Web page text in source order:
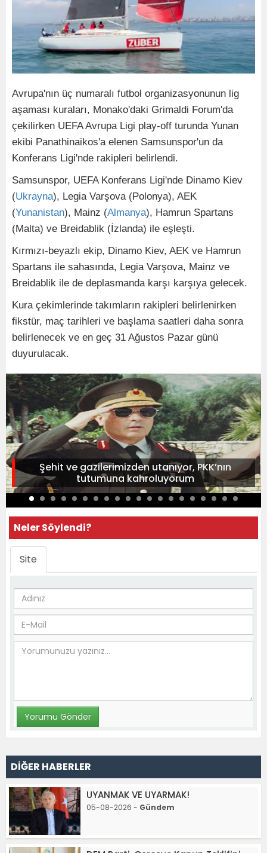
Avrupa'nın üç numaralı futbol organizasyonunun lig
aşaması kuraları, Monako'daki Grimaldi Forum'da
çekilirken UEFA Avrupa Ligi play-off turunda Yunan
ekibi Panathinaikos'a elenen Samsunspor'un da
Konferans Ligi'nde rakipleri belirlendi.
Samsunspor, UEFA Konferans Ligi'nde Dinamo Kiev
(Ukrayna), Legia Varşova (Polonya), AEK
(Yunanistan), Mainz (Almanya), Hamrun Spartans
(Malta) ve Breidablik (İzlanda) ile eşleşti.
Kırmızı-beyazlı ekip, Dinamo Kiev, AEK ve Hamrun
Spartans ile sahasında, Legia Varşova, Mainz ve
Breidablik ile de deplasmanda karşı karşıya gelecek.
Kura çekimlerinde takımların rakipleri belirlenirken
fikstür, maç tarihleri ​​ve başlama saatleri daha sonra
belirlenecek ve en geç 31 Ağustos Pazar günü
duyurulacak.
Şehit ve gazilerimizden utanıyor, PKK’nın
tutumuna kahroluyorum
Neler Söylendi?
Site
DİĞER HABERLER
UYANMAK VE UYARMAK!
05-08-2026 - Gündem